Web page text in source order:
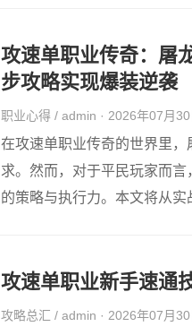
攻速单职业传奇：屠
步攻略实现爆装逆袭
职业心得 / admin · 2026年07月30
在攻速单职业传奇的世界里
求。然而，对于平民玩家而
的策略与执行力。本文将从
攻速单职业新手速通
攻略总汇 / admin · 2026年07月30